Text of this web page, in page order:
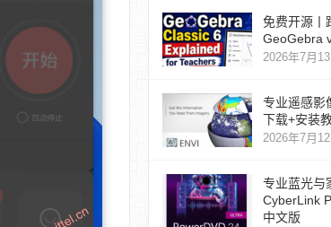
免费开源丨
GeoGebra
2026年7月13
专业遥感影
下载+安装
2026年7月12
专业蓝光与
CyberLink
中文版